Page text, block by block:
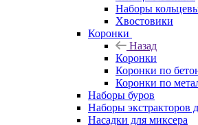
Наборы
Хвостовики
Коронки
Назад
Коронки
Коронки по
Коронки по
Наборы буров
Наборы экстракторов
Насадки для миксера